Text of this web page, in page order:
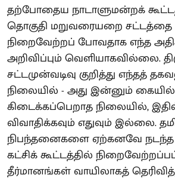
தற்போதைய நாடாளுமன்றக்
தொகுதி மறுவரையறை சட்டத்தை
நிறைவேற்றப் போவதாக எந்த
அறிவிப்பும் வெளியாகவில்லை.
சட்டமுன்வடிவு குறித்து எந்தத்
நிலையில் - அது இன்னும் கையில்
கிடைக்கப்பெறாத நிலையில், இதில்
விவாதிக்கவும் எதுவும் இல்லை.
நிபந்தனைகளை ஏற்கனவே
கட்சிக் கூட்டத்தில்
தீர்மானங்கள் வாயிலாகத்